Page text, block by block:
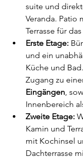
suite und
Veranda. Patio
Terrasse für
Erste Etage:
und ein
Küche und
Zugang zu
Eingängen,
Innenbereich
Zweite Etage:
Kamin und
mit Kochinsel
Dachterrasse